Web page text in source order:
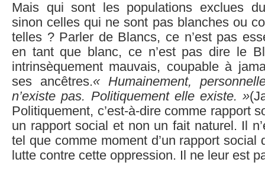
Mais qui sont les populations exclues
sinon celles qui ne sont pas blanches ou
telles ? Parler de Blancs, ce n’est pas
en tant que blanc, ce n’est pas dire le
intrinsèquement mauvais, coupable à
ses ancêtres.« Humainement,
n’existe pas. Politiquement elle existe. »
Politiquement, c’est-à-dire comme rapport
un rapport social et non un fait naturel. Il
tel que comme moment d’un rapport social
lutte contre cette oppression. Il ne leur est